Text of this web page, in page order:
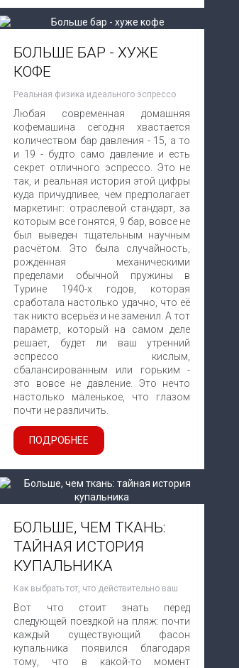
БОЛЬШЕ БАР - ХУЖЕ
КОФЕ
Реальная физика идеального эспрессо
Любая современная домашняя
кофемашина сегодня хвастается
количеством бар давления - 15, а то
и 19 - будто само давление и есть
секрет отличного эспрессо. Это не
так, и реальная история этой цифры
куда причудливее, чем предполагает
маркетинг: отраслевой стандарт, за
которым все гонятся, 9 бар, вовсе не
был выведен тщательным научным
расчётом. Это была случайность,
рождённая механическими
пределами обычной пружины в
Турине 1940-х годов, которая
сработала настолько удачно, что её
так никто всерьёз и не заменил. А тот
параметр, который на самом деле
решает, будет ли ваш утренний
эспрессо кислым,
сбалансированным или горьким -
это вовсе не давление. Это нечто
настолько маленькое, что глазом
почти не различить.
ПОДРОБНЕЕ
БОЛЬШЕ, ЧЕМ ТКАНЬ:
ТАЙНАЯ ИСТОРИЯ
КУПАЛЬНИКА
Как выбрать тот, что действительно ваш
Вот что стоит знать перед
следующей поездкой на пляж: почти
каждый существующий фасон
купальника появился благодаря
тому, что в какой-то момент